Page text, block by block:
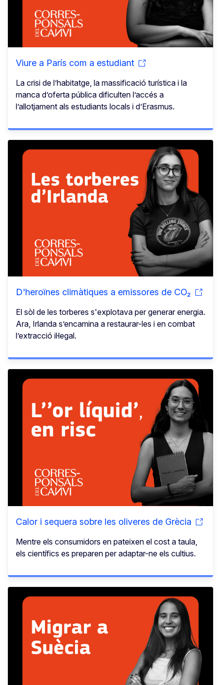
Viure a París com a estudiant
La crisi de l’habitatge, la massificació turística i la
manca d’oferta pública dificulten l’accés a
l’allotjament als estudiants locals i d’Erasmus.
D'heroïnes climàtiques a emissores de CO₂
El sòl de les torberes s'explotava per generar energia.
Ara, Irlanda s’encamina a restaurar-les i en combat
l’extracció il·legal.
Calor i sequera sobre les oliveres de Grècia
Mentre els consumidors en pateixen el cost a taula,
els científics es preparen per adaptar-ne els cultius.